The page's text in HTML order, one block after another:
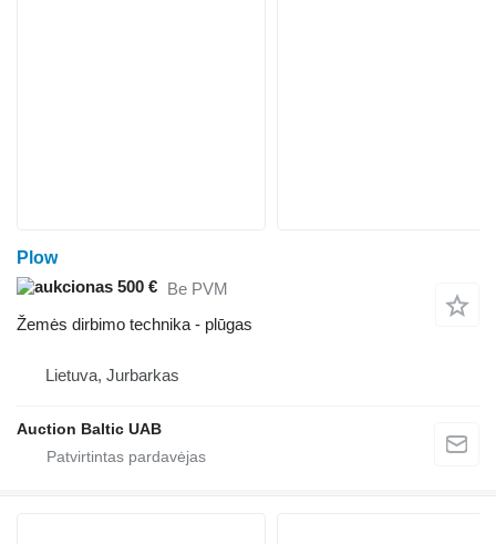
Plow
500 € Be PVM
Žemės dirbimo technika - plūgas
Lietuva, Jurbarkas
Auction Baltic UAB